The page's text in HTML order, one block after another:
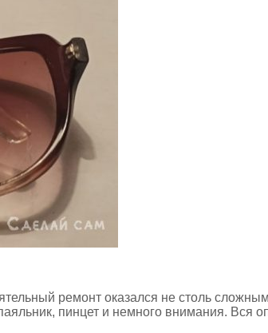
ремонт оказался не столь
пинцет и немного внимания. Вся